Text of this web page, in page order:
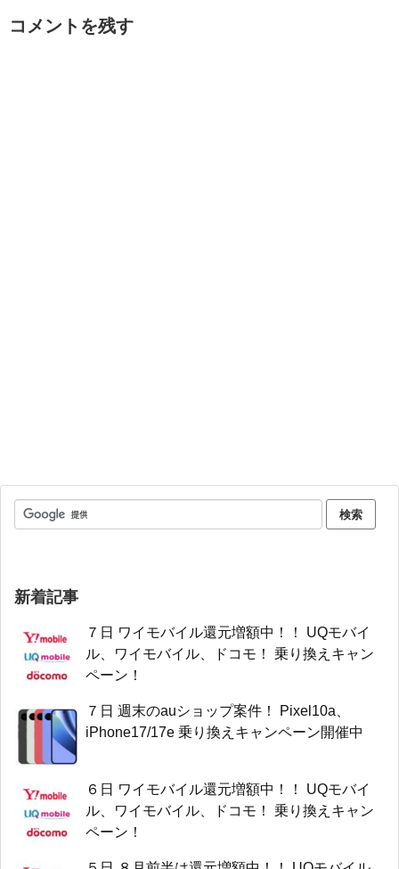
コメントを残す
新着記事
７日 ワイモバイル還元増額中！！ UQモバイ
ル、ワイモバイル、ドコモ！ 乗り換えキャン
ペーン！
７日 週末のauショップ案件！ Pixel10a、
iPhone17/17e 乗り換えキャンペーン開催中
６日 ワイモバイル還元増額中！！ UQモバイ
ル、ワイモバイル、ドコモ！ 乗り換えキャン
ペーン！